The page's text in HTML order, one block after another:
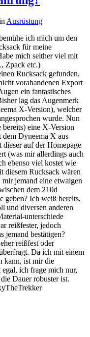
Ausrüstung
ich mich um den
für meine
mich seither viel mit
Zpack etc.)
Rucksack gefunden,
vorahandenen Export
ein fantastisches
lag das Augenmerk
X-Version), welcher
wurde. Nun
eine X-Version
dem Dyneema X aus
auf der Homepage
(was mir allerdings auch
ebenso viel kostet wie
diesem Rucksack wären
jemand eine etwaigen
dem 210d
Ich weiß bereits,
und diversen anderen
unterschiede
reißfester, jedoch
jemand bestätigen?
reißfest oder
Da ich mit einem
kann, ist mir die
egal, ich frage mich nur,
Dauer robuster ist.